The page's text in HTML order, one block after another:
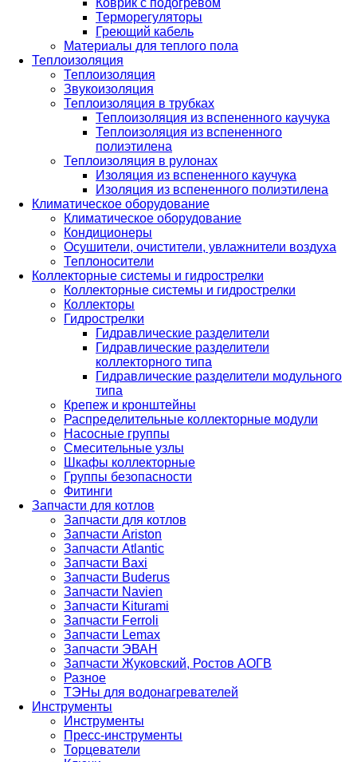
Коврик с подогревом
Терморегуляторы
Греющий кабель
Материалы для теплого пола
Теплоизоляция
Теплоизоляция
Звукоизоляция
Теплоизоляция в трубках
Теплоизоляция из вспененного каучука
Теплоизоляция из вспененного
полиэтилена
Теплоизоляция в рулонах
Изоляция из вспененного каучука
Изоляция из вспененного полиэтилена
Климатическое оборудование
Климатическое оборудование
Кондиционеры
Осушители, очистители, увлажнители воздуха
Теплоносители
Коллекторные системы и гидрострелки
Коллекторные системы и гидрострелки
Коллекторы
Гидрострелки
Гидравлические разделители
Гидравлические разделители
коллекторного типа
Гидравлические разделители модульного
типа
Крепеж и кронштейны
Распределительные коллекторные модули
Насосные группы
Смесительные узлы
Шкафы коллекторные
Группы безопасности
Фитинги
Запчасти для котлов
Запчасти для котлов
Запчасти Ariston
Запчасти Atlantic
Запчасти Baxi
Запчасти Buderus
Запчасти Navien
Запчасти Kiturami
Запчасти Ferroli
Запчасти Lemax
Запчасти ЭВАН
Запчасти Жуковский, Ростов АОГВ
Разное
ТЭНы для водонагревателей
Инструменты
Инструменты
Пресс-инструменты
Торцеватели